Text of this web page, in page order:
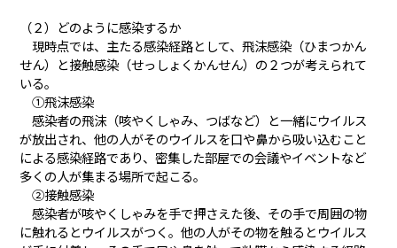
（２）どのように感染するか
現時点では、主たる感染経路として、飛沫感染（ひまつかん
せん）と接触感染（せっしょくかんせん）の２つが考えられて
いる。
①飛沫感染
感染者の飛沫（咳やくしゃみ、つばなど）と一緒にウイルス
が放出され、他の人がそのウイルスを口や鼻から吸い込むこと
による感染経路であり、密集した部屋での会議やイベントなど
多くの人が集まる場所で起こる。
②接触感染
感染者が咳やくしゃみを手で押さえた後、その手で周囲の物
に触れるとウイルスがつく。他の人がその物を触るとウイルス